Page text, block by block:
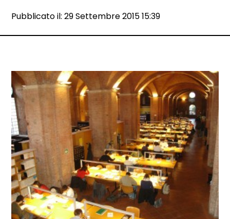
Data e ora:
Pubblicato il: 29 Settembre 2015 15:39
Dettagli articolo